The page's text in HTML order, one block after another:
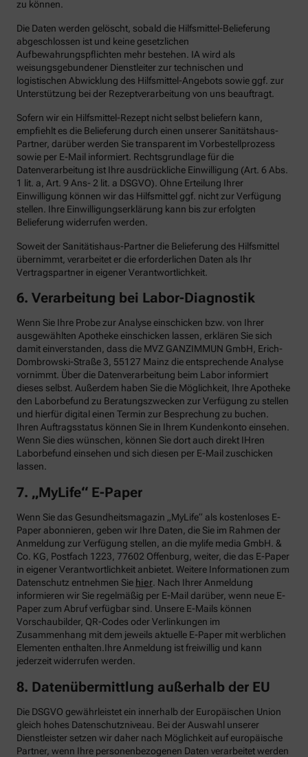
zu können.
Die Daten werden gelöscht, sobald die Hilfsmittel-Belieferung
abgeschlossen ist und keine gesetzlichen
Aufbewahrungspflichten mehr bestehen. IA wird als
weisungsgebundener Dienstleiter zur technischen und
logistischen Abwicklung des Hilfsmittel-Angebots sowie ggf. zur
Unterstützung bei der Rezeptverarbeitung von uns beauftragt.
Sofern wir ein Hilfsmittel-Rezept nicht selbst beliefern kann,
empfiehlt es die Belieferung durch einen unserer Sanitätshaus-
Partner, darüber werden Sie transparent im Vorbestellprozess
sowie per E-Mail informiert. Rechtsgrundlage für die
Datenverarbeitung ist Ihre ausdrückliche Einwilligung (Art. 6 Abs.
1 lit. a, Art. 9 Ans- 2 lit. a DSGVO). Ohne Erteilung Ihrer
Einwilligung können wir das Hilfsmittel ggf. nicht zur Verfügung
stellen. Ihre Einwilligungserklärung kann bis zur erfolgten
Belieferung widerrufen werden.
Soweit der Sanitätishaus-Partner die Belieferung des Hilfsmittel
übernimmt, verarbeitet er die erforderlichen Daten als Ihr
Vertragspartner in eigener Verantwortlichkeit.
6. Verarbeitung bei Labor-Diagnostik
Wenn Sie Ihre Probe zur Analyse einschicken bzw. von Ihrer
ausgewählten Apotheke einschicken lassen, erklären Sie sich
damit einverstanden, dass die MVZ GANZIMMUN GmbH, Erich-
Dombrowski-Straße 3, 55127 Mainz die entsprechende Analyse
vornimmt. Über die Datenverarbeitung beim Labor informiert
dieses selbst. Außerdem haben Sie die Möglichkeit, Ihre Apotheke
den Laborbefund zu Beratungszwecken zur Verfügung zu stellen
und hierfür digital einen Termin zur Besprechung zu buchen.
Ihren Auftragsstatus können Sie in Ihrem Kundenkonto einsehen.
Wenn Sie dies wünschen, können Sie dort auch direkt IHren
Laborbefund einsehen und sich diesen per E-Mail zuschicken
lassen.
7. „MyLife“ E-Paper
Wenn Sie das Gesundheitsmagazin „MyLife“ als kostenloses E-
Paper abonnieren, geben wir Ihre Daten, die Sie im Rahmen der
Anmeldung zur Verfügung stellen, an die mylife media GmbH. &
Co. KG, Postfach 1223, 77602 Offenburg, weiter, die das E-Paper
in eigener Verantwortlichkeit anbietet. Weitere Informationen zum
Datenschutz entnehmen Sie hier . Nach Ihrer Anmeldung
informieren wir Sie regelmäßig per E-Mail darüber, wenn neue E-
Paper zum Abruf verfügbar sind. Unsere E-Mails können
Vorschaubilder, QR-Codes oder Verlinkungen im
Zusammenhang mit dem jeweils aktuelle E-Paper mit werblichen
Elementen enthalten.Ihre Anmeldung ist freiwillig und kann
jederzeit widerrufen werden.
8. Datenübermittlung außerhalb der EU
Die DSGVO gewährleistet ein innerhalb der Europäischen Union
gleich hohes Datenschutzniveau. Bei der Auswahl unserer
Dienstleister setzen wir daher nach Möglichkeit auf europäische
Partner, wenn Ihre personenbezogenen Daten verarbeitet werden